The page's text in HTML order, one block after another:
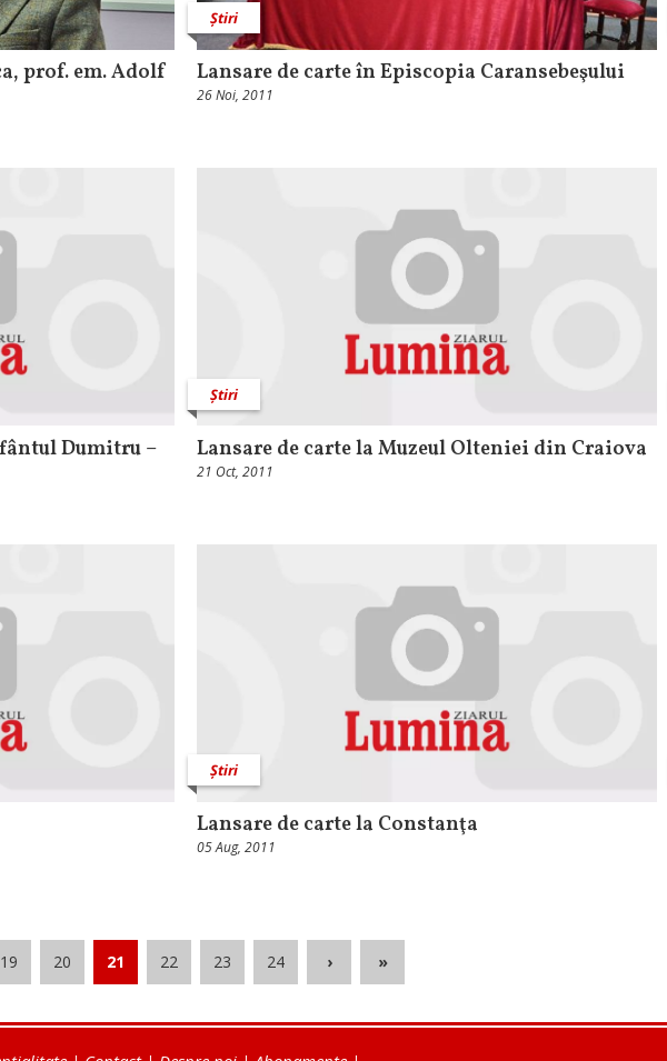
prof. em. Adolf
Știri
Lansare de carte în Episcopia Caransebeşului
26 Noi, 2011
Dumitru –
Știri
Lansare de carte la Muzeul Olteniei din Craiova
21 Oct, 2011
Știri
Lansare de carte la Constanţa
05 Aug, 2011
19 20 21 22 23 24 › »